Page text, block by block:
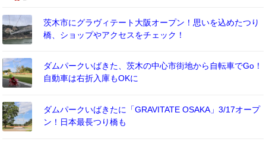
茨木市にグラヴィテート大阪オープン！思いを込めたつり
橋、ショップやアクセスをチェック！
ダムパークいばきた、茨木の中心市街地から自転車でGo！
自動車は右折入庫もOKに
ダムパークいばきたに「GRAVITATE OSAKA」3/17オープ
ン！日本最長つり橋も